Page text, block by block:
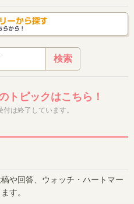
トピックはこちら！
は終了しています。
や回答、ウォッチ・ハートマー
す。